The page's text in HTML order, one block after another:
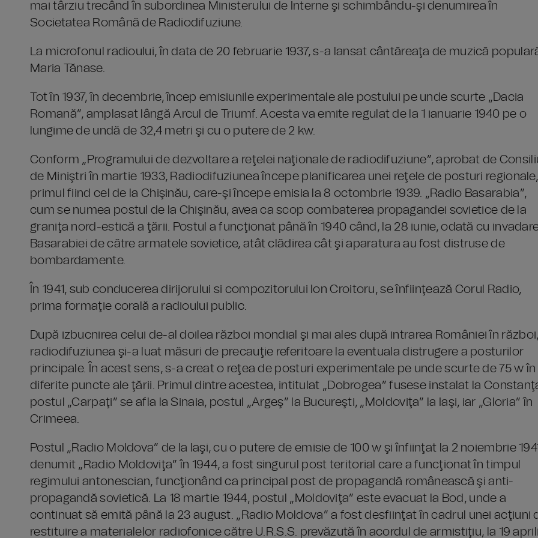
mai târziu trecând în subordinea Ministerului de Interne şi schimbându-şi denumirea în
Societatea Română de Radiodifuziune.
La microfonul radioului, în data de 20 februarie 1937, s-a lansat cântăreaţa de muzică
Maria Tănase.
Tot în 1937, în decembrie, încep emisiunile experimentale ale postului pe unde scurte „Dacia
Romană”, amplasat lângă Arcul de Triumf. Acesta va emite regulat de la 1 ianuarie 1940 pe o
lungime de undă de 32,4 metri şi cu o putere de 2 kw.
Conform „Programului de dezvoltare a reţelei naţionale de radiodifuziune”, aprobat de
de Miniştri în martie 1933, Radiodifuziunea începe planificarea unei reţele de posturi regionale,
primul fiind cel de la Chişinău, care-şi începe emisia la 8 octombrie 1939. „Radio Basarabia”,
cum se numea postul de la Chişinău, avea ca scop combaterea propagandei sovietice de la
graniţa nord-estică a ţării. Postul a funcţionat până în 1940 când, la 28 iunie, odată cu
Basarabiei de către armatele sovietice, atât clădirea cât şi aparatura au fost distruse de
bombardamente.
În 1941, sub conducerea dirijorului si compozitorului Ion Croitoru, se înfiinţează Corul Radio,
prima formaţie corală a radioului public.
După izbucnirea celui de-al doilea război mondial şi mai ales după intrarea României în război,
radiodifuziunea şi-a luat măsuri de precauţie referitoare la eventuala distrugere a posturilor
principale. În acest sens, s-a creat o reţea de posturi experimentale pe unde scurte de 75 w în
diferite puncte ale ţării. Primul dintre acestea, intitulat „Dobrogea” fusese instalat la
postul „Carpaţi” se afla la Sinaia, postul „Argeş” la Bucureşti, „Moldoviţa” la Iaşi, iar „Gloria” în
Crimeea.
Postul „Radio Moldova” de la Iaşi, cu o putere de emisie de 100 w şi înfiinţat la 2 noiembrie
denumit „Radio Moldoviţa” în 1944, a fost singurul post teritorial care a funcţionat în timpul
regimului antonescian, funcţionând ca principal post de propagandă românească şi anti-
propagandă sovietică. La 18 martie 1944, postul „Moldoviţa” este evacuat la Bod, unde a
continuat să emită până la 23 august. „Radio Moldova” a fost desfiinţat în cadrul unei acţiuni
restituire a materialelor radiofonice către U.R.S.S. prevăzută în acordul de armistiţiu, la 19